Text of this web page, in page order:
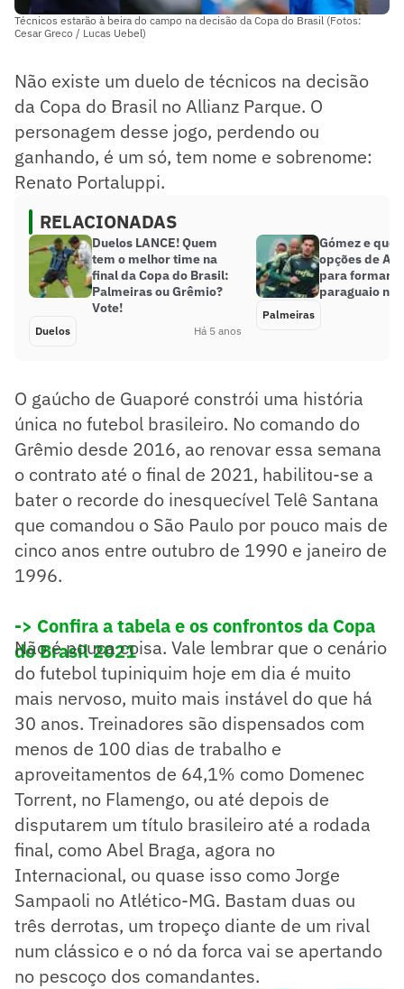
Técnicos estarão à beira do campo na decisão da Copa do Brasil (Fotos:
Cesar Greco / Lucas Uebel)
Não existe um duelo de técnicos na decisão
da Copa do Brasil no Allianz Parque. O
personagem desse jogo, perdendo ou
ganhando, é um só, tem nome e sobrenome:
Renato Portaluppi.
RELACIONADAS
Duelos LANCE! Quem
tem o melhor time na
final da Copa do Brasil:
Palmeiras ou Grêmio?
Vote!
Duelos Há 5 anos
Gómez e
opções de
para formar
paraguaio na
Palmeiras
O gaúcho de Guaporé constrói uma história
única no futebol brasileiro. No comando do
Grêmio desde 2016, ao renovar essa semana
o contrato até o final de 2021, habilitou-se a
bater o recorde do inesquecível Telê Santana
que comandou o São Paulo por pouco mais de
cinco anos entre outubro de 1990 e janeiro de
1996.
-> Confira a tabela e os confrontos da Copa
do Brasil 2021
Não é pouca coisa. Vale lembrar que o cenário
do futebol tupiniquim hoje em dia é muito
mais nervoso, muito mais instável do que há
30 anos. Treinadores são dispensados com
menos de 100 dias de trabalho e
aproveitamentos de 64,1% como Domenec
Torrent, no Flamengo, ou até depois de
disputarem um título brasileiro até a rodada
final, como Abel Braga, agora no
Internacional, ou quase isso como Jorge
Sampaoli no Atlético-MG. Bastam duas ou
três derrotas, um tropeço diante de um rival
num clássico e o nó da forca vai se apertando
no pescoço dos comandantes.